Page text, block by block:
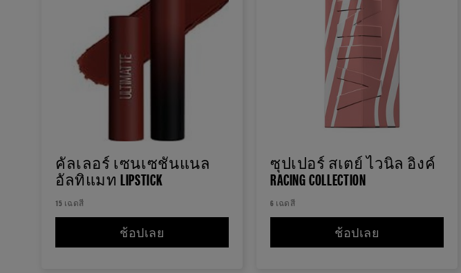
คัลเลอร์ เซนเซชั่นแนล
อัลทิแมท LIPSTICK
15 เฉดสี
ช้อปเลย คัลเลอร์ เซนเซชั่นแนล อัลทิแมท LIPSTICK
ซุปเปอร์ สเตย์ ไวนิล อิงค์
RACING COLLECTION
6 เฉดสี
ช้อปเลย ซุปเปอร์ สเตย์ ไ